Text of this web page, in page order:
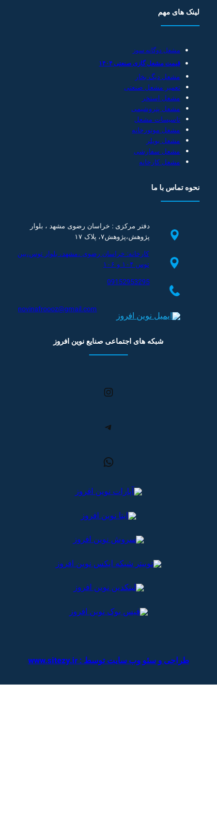
لینک های مهم
مشعل دوگانه سوز
قیمت مشعل گازی صنعتی ۱۴۰۴
مشعل دیگ بخار
تعمیر مشعل صنعتی
مشعل استخر
مشعل پتروشیمی
تاسیسات مشعل
مشعل موتورخانه
مشعل بویلر
مشعل سفارشی
مشعل کارخانه
نحوه تماس با ما
دفتر مرکزی : خراسان رضوی مشهد ، بلوار
پژوهش،پژوهش۷، پلاک ۱۷
کارخانه: خراسان رضوی ،مشهد، بلوار توس،بین
توس ۱۰۴ و ۱۰۶
09152953295
novinafroooz@gmail.com
شبکه های اجتماعی صنایع نوین افروز
طراحی و سئو وب سایت توسط : www.sitezy.ir